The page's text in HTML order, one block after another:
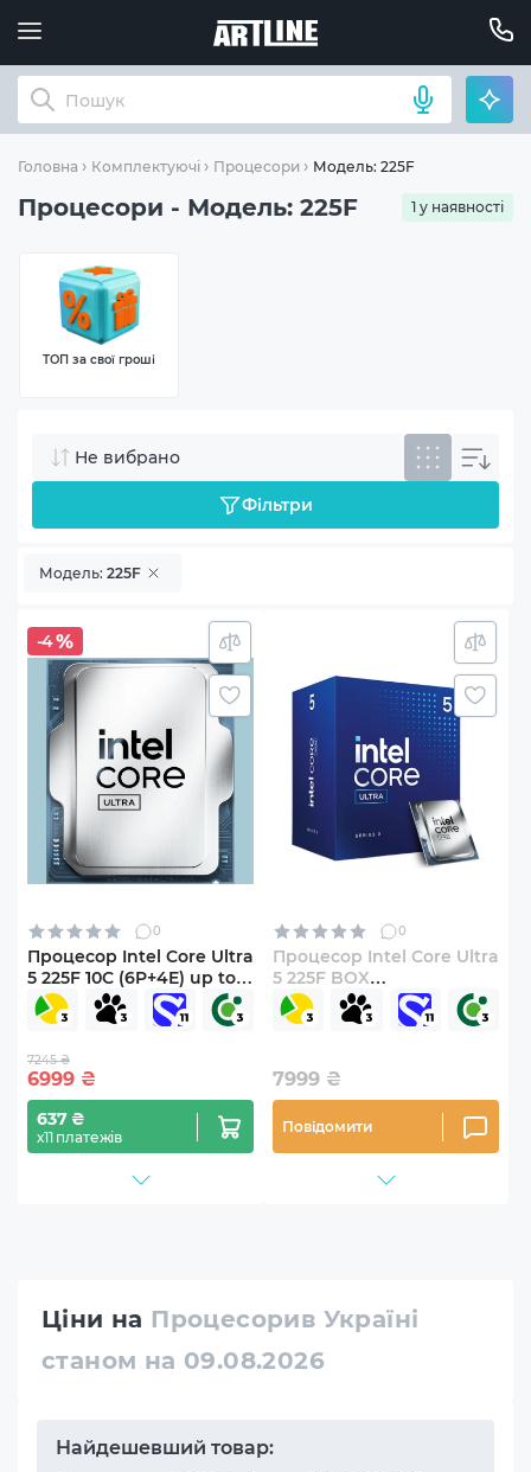
Головна Комплектуючі Процесори Модель: 225F
Процесори - Модель: 225F 1 у наявності
ТОП за свої гроші
Не вибрано
Фільтри
Модель: 225F
-4
0
Процесор Intel Core Ultra
5 225F 10C (6P+4E) up to
4.9 GHz Tray
(AT8076806416)
7245 ₴
6999 ₴
637 ₴
х11 платежів
0
Процесор Intel Core Ultra
5 225F BOX
(BX80768225F)
7999 ₴
Повідомити
Ціни на Процесорив Україні
станом на 09.08.2026
Найдешевший товар: